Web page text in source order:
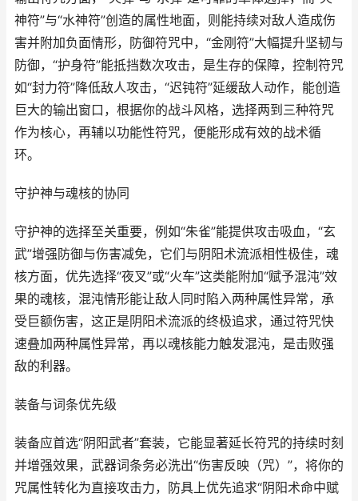
神符”与“水神符”创造的属性地面，则能持续对敌人造成伤
害并附加负面情形，防御符咒中，“金刚符”大幅提升坚韧与
防御，“护身符”能抵挡数次攻击，是生存的保障，控制符咒
如“封力符”降低敌人攻击，“迟钝符”延缓敌人动作，能创造
巨大的输出窗口，根据你的战斗风格，选择两到三种符咒
作为核心，再辅以功能性符咒，便能形成有效的战术循
环。
守护神与魂核的协同
守护神的选择至关重要，例如“朱雀”能提供攻击吸血，“玄
武”增强防御与伤害减免，它们与阴阳术流派相性极佳，魂
核方面，优先选择“夜叉”或“火车”这类能附加“赋予混沌”效
果的魂核，混沌情形能让敌人同时陷入两种属性异常，承
受巨额伤害，这正是阴阳术流派的终极追求，通过符咒快
速叠加两种属性异常，再以魂核能力触发混沌，是击败强
敌的利器。
装备与词条优先级
装备应首选“阴阳武者”套装，它能显著延长符咒的持续时刻
并增强效果，武器词条务必洗出“伤害反映（咒）”，将你的
咒属性转化为直接攻击力，防具上优先追求“阴阳术命中赋